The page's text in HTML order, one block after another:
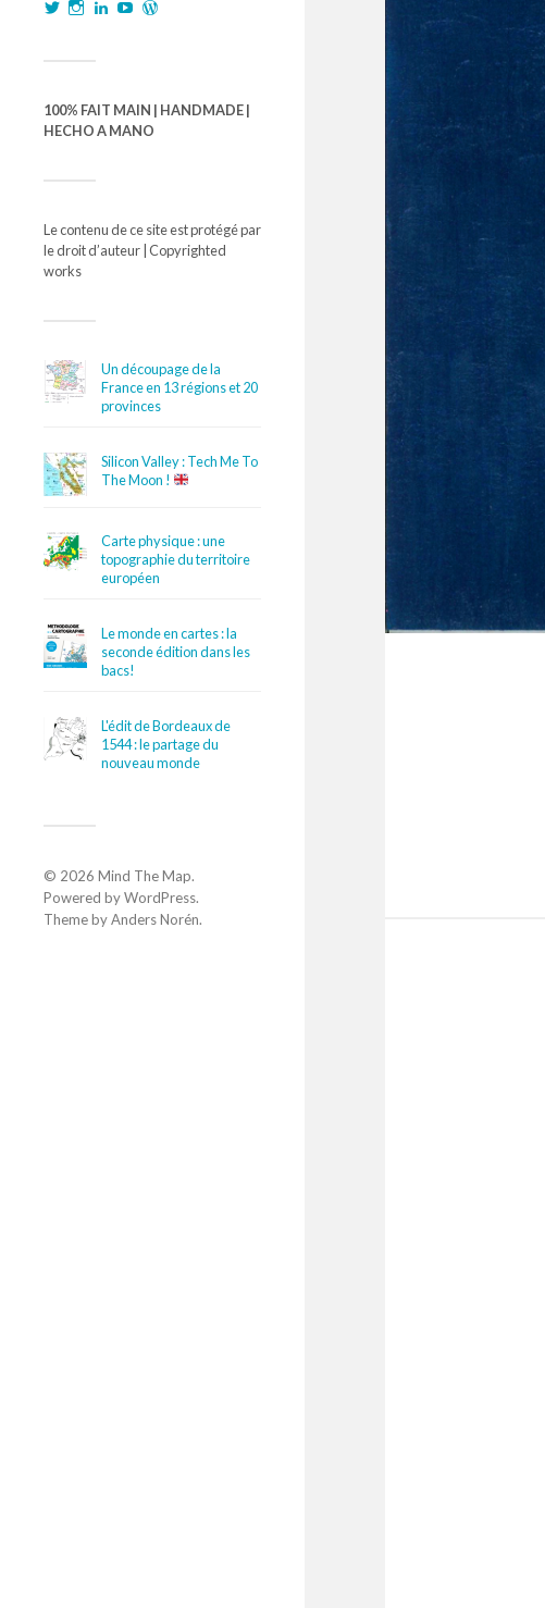
100% FAIT MAIN | HANDMADE |
HECHO A MANO
Le contenu de ce site est protégé par
le droit d’auteur | Copyrighted
works
Un découpage de la
France en 13 régions et 20
provinces
Silicon Valley : Tech Me To
The Moon !
Carte physique : une
topographie du territoire
européen
Le monde en cartes : la
seconde édition dans les
bacs!
L'édit de Bordeaux de
1544 : le partage du
nouveau monde
© 2026 Mind The Map.
Powered byWordPress.
Theme byAnders Norén.